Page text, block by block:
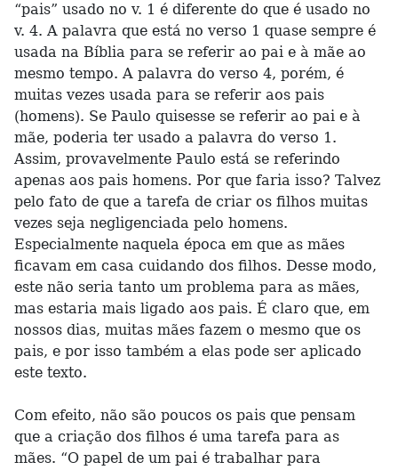
“pais” usado no v. 1 é diferente do que é usado no
v. 4. A palavra que está no verso 1 quase sempre é
usada na Bíblia para se referir ao pai e à mãe ao
mesmo tempo. A palavra do verso 4, porém, é
muitas vezes usada para se referir aos pais
(homens). Se Paulo quisesse se referir ao pai e à
mãe, poderia ter usado a palavra do verso 1.
Assim, provavelmente Paulo está se referindo
apenas aos pais homens. Por que faria isso? Talvez
pelo fato de que a tarefa de criar os filhos muitas
vezes seja negligenciada pelo homens.
Especialmente naquela época em que as mães
ficavam em casa cuidando dos filhos. Desse modo,
este não seria tanto um problema para as mães,
mas estaria mais ligado aos pais. É claro que, em
nossos dias, muitas mães fazem o mesmo que os
pais, e por isso também a elas pode ser aplicado
este texto.
Com efeito, não são poucos os pais que pensam
que a criação dos filhos é uma tarefa para as
mães. “O papel de um pai é trabalhar para